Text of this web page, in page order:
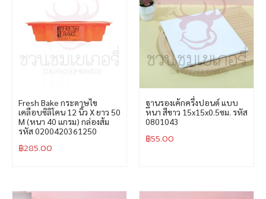
Fresh Bake กระดาษไข
เคลือบซิลิโคน 12 นิ้ว X ยาว 50
M (หนา 40 แกรม) กล่องส้ม
รหัส 0200420361250
฿285.00
ฐานรองเค้กครึ่งปอนด์ แบบ
หนา สีขาว 15x15x0.5ซม. รหัส
0801043
฿55.00